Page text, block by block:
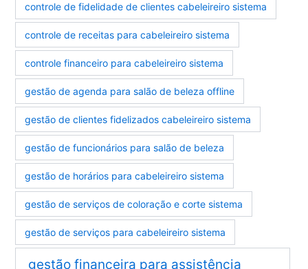
controle de fidelidade de clientes cabeleireiro sistema
controle de receitas para cabeleireiro sistema
controle financeiro para cabeleireiro sistema
gestão de agenda para salão de beleza offline
gestão de clientes fidelizados cabeleireiro sistema
gestão de funcionários para salão de beleza
gestão de horários para cabeleireiro sistema
gestão de serviços de coloração e corte sistema
gestão de serviços para cabeleireiro sistema
gestão financeira para assistência